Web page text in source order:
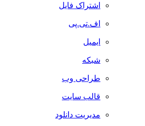
اشتراک فایل
اف.تی.پی
ایمیل
شبکه
طراحی وب
قالب سایت
مدیریت دانلود